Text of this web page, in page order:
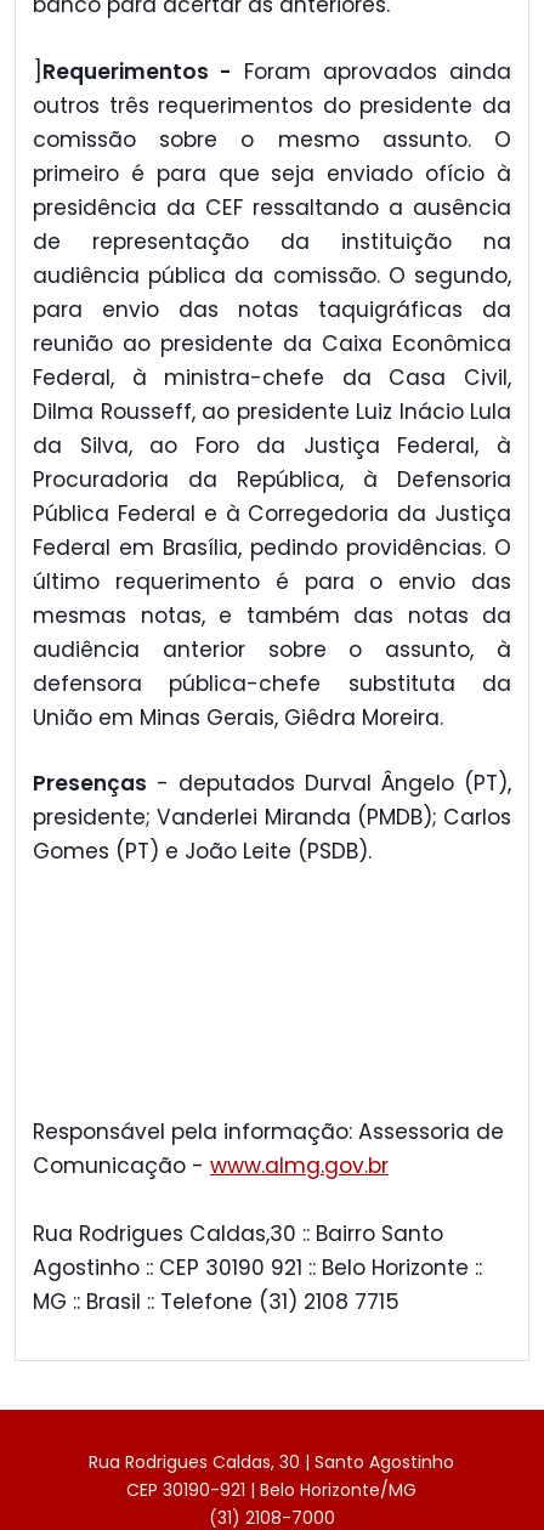
Requerimentos - Foram aprovados ainda
outros três requerimentos do presidente da
comissão sobre o mesmo assunto. O
primeiro é para que seja enviado ofício à
presidência da CEF ressaltando a ausência
de representação da instituição na
audiência pública da comissão. O segundo,
para envio das notas taquigráficas da
reunião ao presidente da Caixa Econômica
Federal, à ministra-chefe da Casa Civil,
Dilma Rousseff, ao presidente Luiz Inácio Lula
da Silva, ao Foro da Justiça Federal, à
Procuradoria da República, à Defensoria
Pública Federal e à Corregedoria da Justiça
Federal em Brasília, pedindo providências. O
último requerimento é para o envio das
mesmas notas, e também das notas da
audiência anterior sobre o assunto, à
defensora pública-chefe substituta da
União em Minas Gerais, Giêdra Moreira.
Presenças - deputados Durval Ângelo (PT),
presidente; Vanderlei Miranda (PMDB); Carlos
Gomes (PT) e João Leite (PSDB).
Responsável pela informação: Assessoria de
Comunicação - www.almg.gov.br
Rua Rodrigues Caldas,30 :: Bairro Santo
Agostinho :: CEP 30190 921 :: Belo Horizonte ::
MG :: Brasil :: Telefone (31) 2108 7715
Rua Rodrigues Caldas, 30 | Santo Agostinho
CEP 30190-921 | Belo Horizonte/MG
(31) 2108-7000